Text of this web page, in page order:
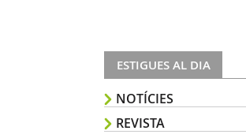
ESTIGUES AL DIA
NOTÍCIES
REVISTA